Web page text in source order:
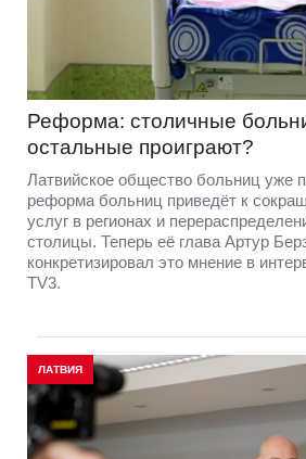
Реформа: столичные
остальные проиграют?
Латвийское общество больниц уже
реформа больниц приведёт к
услуг в регионах и
столицы. Теперь её глава Артур
конкретизировал это мнение в
TV3.
ЛАТВИЯ